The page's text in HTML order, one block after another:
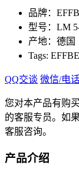
品牌：
型号：LM
产地：德国
Tags:
QQ交谈 微信/电
您对本产品有购
的客服专员。如
客服咨询。
产品介绍